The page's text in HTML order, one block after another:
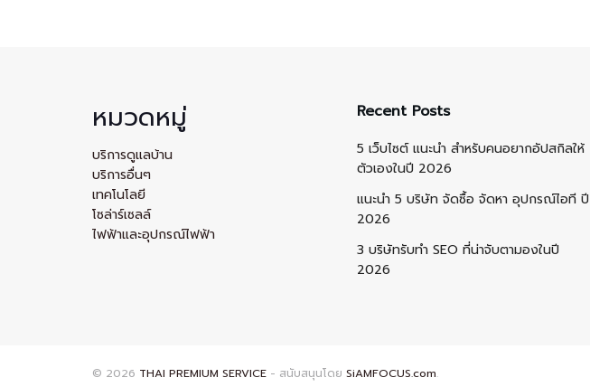
หมวดหมู่
บริการดูแลบ้าน
บริการอื่นๆ
เทคโนโลยี
โซล่าร์เซลล์
ไฟฟ้าและอุปกรณ์ไฟฟ้า
Recent Posts
5 เว็บไซต์ แนะนำ สำหรับคนอยากอัปสกิลให้
ตัวเองในปี 2026
แนะนำ 5 บริษัท จัดซื้อ จัดหา อุปกรณ์ไอที ปี
2026
3 บริษัทรับทำ SEO ที่น่าจับตามองในปี
2026
© 2026 THAI PREMIUM SERVICE - สนับสนุนโดย SiAMFOCUS.com.